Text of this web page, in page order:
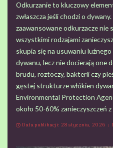
Odkurzanie to kluczowy
zwłaszcza jeśli chodzi o
zaawansowane odkurzacze nie
wszystkimi rodzajami
skupia się na usuwaniu
dywanu, lecz nie docierają one
brudu, roztoczy, bakterii czy
gęstej strukturze włókien
Environmental Protection
około 50-60% zanieczyszczeń
Data publikacji: 28 stycznia, 2026